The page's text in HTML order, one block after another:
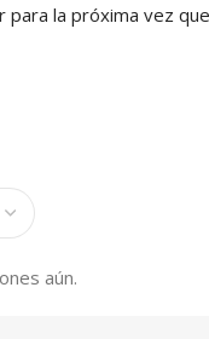
aún.
la próxima vez